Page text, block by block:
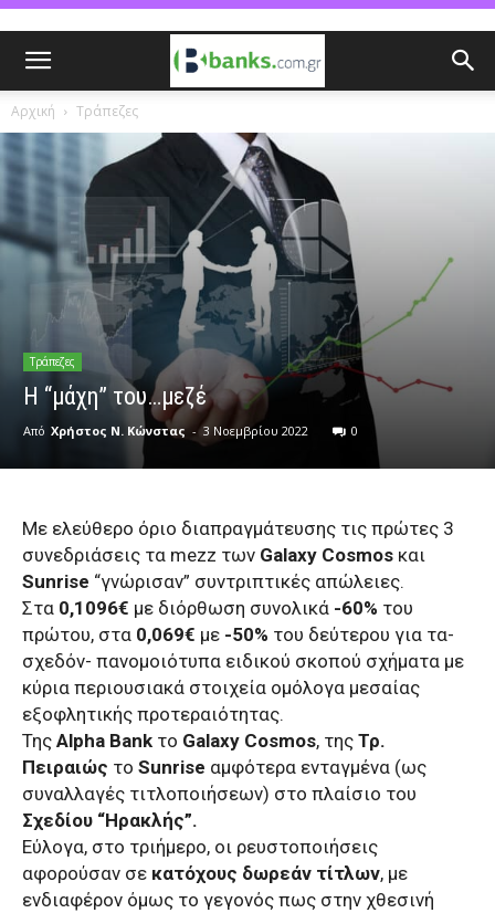
Αρχική Τράπεζες
Τράπεζες
Η “μάχη” του…μεζέ
Από Χρήστος Ν. Κώνστας - 3 Νοεμβρίου 2022 0
Με ελεύθερο όριο διαπραγμάτευσης τις πρώτες 3
συνεδριάσεις τα mezz των Galaxy Cosmos και
Sunrise “γνώρισαν” συντριπτικές απώλειες.
Στα 0,1096€ με διόρθωση συνολικά -60% του
πρώτου, στα 0,069€ με -50% του δεύτερου για τα-
σχεδόν- πανομοιότυπα ειδικού σκοπού σχήματα με
κύρια περιουσιακά στοιχεία ομόλογα μεσαίας
εξοφλητικής προτεραιότητας.
Της Alpha Bank το Galaxy Cosmos, της Τρ.
Πειραιώς το Sunrise αμφότερα ενταγμένα (ως
συναλλαγές τιτλοποιήσεων) στο πλαίσιο του
Σχεδίου “Ηρακλής”.
Εύλογα, στο τριήμερο, οι ρευστοποιήσεις
αφορούσαν σε κατόχους δωρεάν τίτλων, με
ενδιαφέρον όμως το γεγονός πως στην χθεσινή